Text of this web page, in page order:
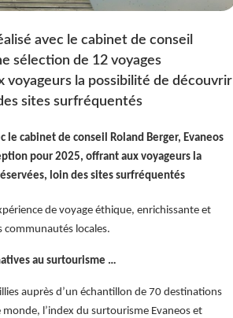
avec le cabinet de conseil
sélection de 12 voyages
la possibilité de découvrir
sites surfréquentés
le cabinet de conseil Roland Berger, Evaneos
pour 2025, offrant aux voyageurs la
loin des sites surfréquentés
de voyage éthique, enrichissante et
communautés locales.
au surtourisme …
auprès d’un échantillon de 70 destinations
l’index du surtourisme Evaneos et